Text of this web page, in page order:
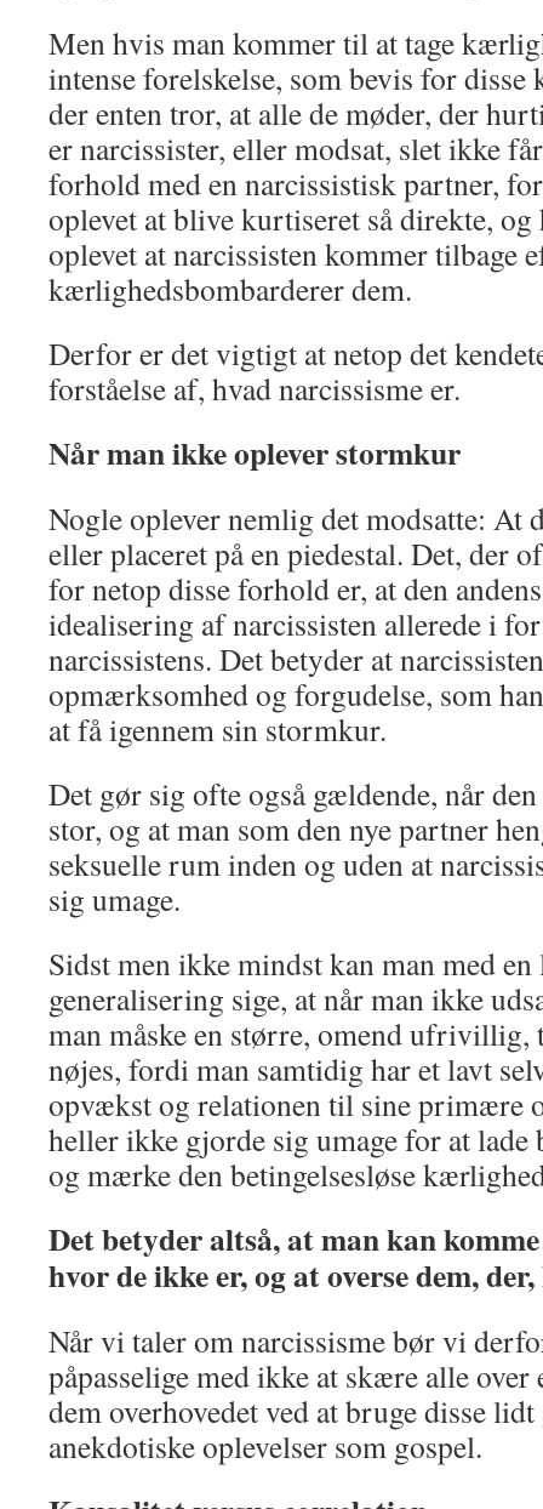
Men hvis man kommer til at tage
intense forelskelse, som bevis for
der enten tror, at alle de møder, der
er narcissister, eller modsat, slet ikke
forhold med en narcissistisk partner,
oplevet at blive kurtiseret så direkte,
oplevet at narcissisten kommer tilbage
kærlighedsbombarderer dem.
Derfor er det vigtigt at netop det
forståelse af, hvad narcissisme er.
Når man ikke oplever stormkur
Nogle oplever nemlig det modsatte: At
eller placeret på en piedestal. Det, der
for netop disse forhold er, at den
idealisering af narcissisten allerede i
narcissistens. Det betyder at
opmærksomhed og forgudelse, som
at få igennem sin stormkur.
Det gør sig ofte også gældende, når
stor, og at man som den nye partner
seksuelle rum inden og uden at
sig umage.
Sidst men ikke mindst kan man med
generalisering sige, at når man ikke
man måske en større, omend ufrivillig,
nøjes, fordi man samtidig har et lavt
opvækst og relationen til sine primære
heller ikke gjorde sig umage for at
og mærke den betingelsesløse
Det betyder altså, at man kan
hvor de ikke er, og at overse dem,
Når vi taler om narcissisme bør vi
påpasselige med ikke at skære alle
dem overhovedet ved at bruge disse lidt
anekdotiske oplevelser som gospel.